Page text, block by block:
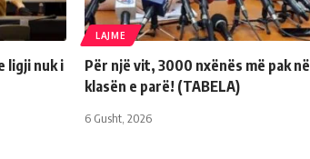
ligji nuk i
LAJME
Për një vit, 3000 nxënës më pak në
klasën e parë! (TABELA)
6 Gusht, 2026